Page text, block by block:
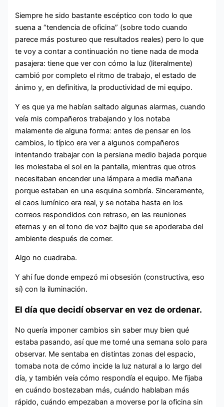
Siempre he sido bastante escéptico con todo lo que
suena a “tendencia de oficina” (sobre todo cuando
parece más postureo que resultados reales) pero lo que
te voy a contar a continuación no tiene nada de moda
pasajera: tiene que ver con cómo la luz (literalmente)
cambió por completo el ritmo de trabajo, el estado de
ánimo y, en definitiva, la productividad de mi equipo.
Y es que ya me habían saltado algunas alarmas, cuando
veía mis compañeros trabajando y los notaba
malamente de alguna forma: antes de pensar en los
cambios, lo típico era ver a algunos compañeros
intentando trabajar con la persiana medio bajada porque
les molestaba el sol en la pantalla, mientras que otros
necesitaban encender una lámpara a media mañana
porque estaban en una esquina sombría. Sinceramente,
el caos lumínico era real, y se notaba hasta en los
correos respondidos con retraso, en las reuniones
eternas y en el tono de voz bajito que se apoderaba del
ambiente después de comer.
Algo no cuadraba.
Y ahí fue donde empezó mi obsesión (constructiva, eso
sí) con la iluminación.
El día que decidí observar en vez de ordenar.
No quería imponer cambios sin saber muy bien qué
estaba pasando, así que me tomé una semana solo para
observar. Me sentaba en distintas zonas del espacio,
tomaba nota de cómo incide la luz natural a lo largo del
día, y también veía cómo respondía el equipo. Me fijaba
en cuándo bostezaban más, cuándo hablaban más
rápido, cuándo empezaban a moverse por la oficina sin